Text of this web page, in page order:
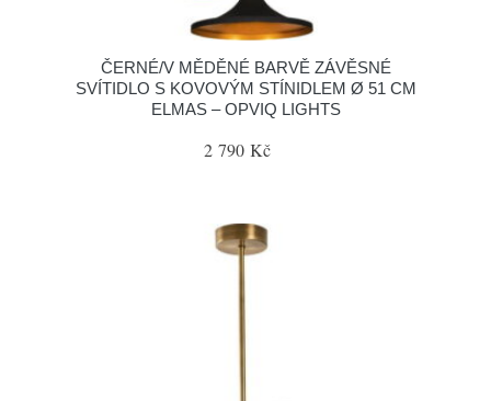
ČERNÉ/V MĚDĚNÉ BARVĚ ZÁVĚSNÉ
SVÍTIDLO S KOVOVÝM STÍNIDLEM Ø 51 CM
ELMAS – OPVIQ LIGHTS
2 790 Kč